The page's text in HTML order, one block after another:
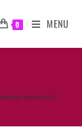
0 MENU
amoroso?